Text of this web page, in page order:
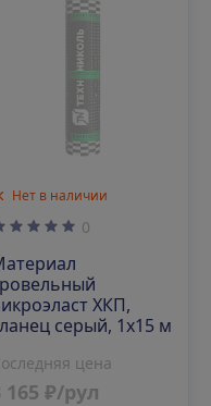
Нет в наличии
0
ХКП,
серый, 1х15 м
цена
165 ₽/рул